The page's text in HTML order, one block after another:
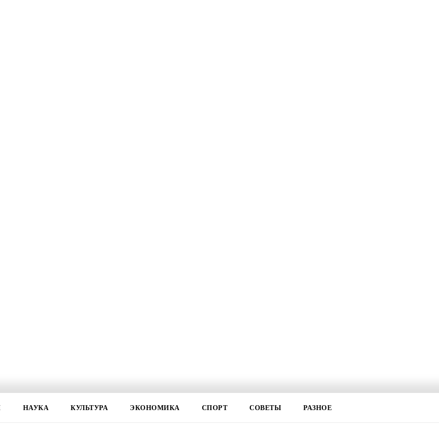
НАУКА КУЛЬТУРА ЭКОНОМИКА СПОРТ СОВЕТЫ РАЗНОЕ